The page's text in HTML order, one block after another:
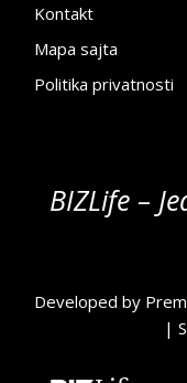
Kontakt
Mapa sajta
Politika privatnosti
BIZLife –
Developed by
|